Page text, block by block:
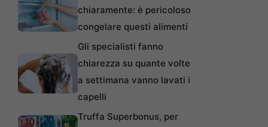
chiaramente: è pericoloso
congelare questi alimenti
Gli specialisti fanno
chiarezza su quante volte
a settimana vanno lavati i
capelli
Truffa Superbonus, per